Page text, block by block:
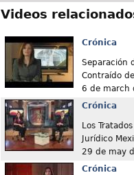
Videos
Crónica
Separación
Contraído
6 de march
Crónica
Los
Jurídico
29 de may
Crónica